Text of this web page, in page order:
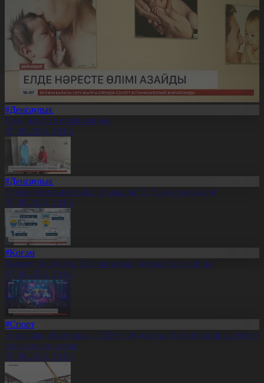
#Денсаулық
Елде нәресте өлімі азайды
07.08.2026, 10:08
#Денсаулық
Туберкулез көрсеткіші 10 жылда 51,7%-ға төмендеді
07.08.2026, 10:08
#Қоғам
Қызмет экспорты 12,8 миллиард долларға ұлғайды
07.08.2026, 10:06
#Спорт
«Болашақ ойындары – 2026»: Фиджитал-би бойынша үздіктер
анықталып жатыр
07.08.2026, 10:05